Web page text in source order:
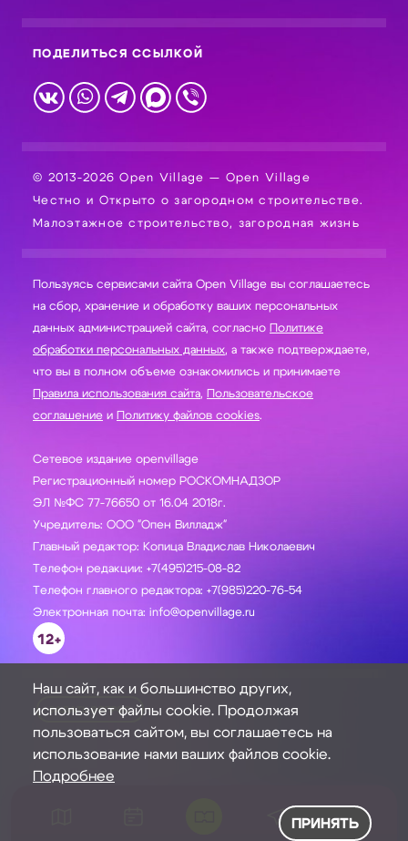
ПОДЕЛИТЬСЯ ССЫЛКОЙ
© 2013-2026 Open Village — Open Village
Честно и Открыто о загородном строительстве.
Малоэтажное строительство, загородная жизнь
Пользуясь сервисами сайта Open Village вы соглашаетесь
на сбор, хранение и обработку ваших персональных
данных администрацией сайта, согласно Политике
обработки персональных данных, а также подтверждаете,
что вы в полном объеме ознакомились и принимаете
Правила использования сайта, Пользовательское
соглашение и Политику файлов cookies.
Сетевое издание openvillage
Регистрационный номер РОСКОМНАДЗОР
ЭЛ №ФС 77-76650 от 16.04 2018г.
Учредитель: ООО "Опен Вилладж"
Главный редактор: Копица Владислав Николаевич
Телефон редакции: +7(495)215-08-82
Телефон главного редактора: +7(985)220-76-54
Электронная почта: info@openvillage.ru
12+
ЗАДАТЬ ВОПРОС
Наш сайт, как и большинство других,
использует файлы cookie. Продолжая
пользоваться сайтом, вы соглашаетесь на
использование нами ваших файлов cookie.
Подробнее
ПРИНЯТЬ